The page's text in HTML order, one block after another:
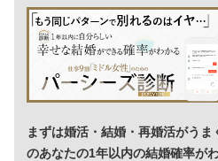
まずは婚活・結婚・再婚活がう
のあなたの1年以内の結婚確率が